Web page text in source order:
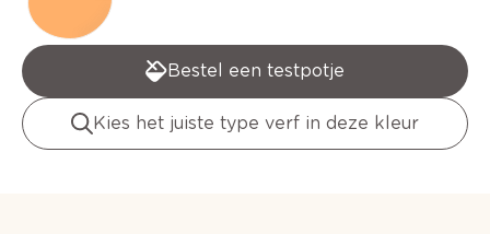
Bestel een testpotje
Kies het juiste type verf in deze kleur